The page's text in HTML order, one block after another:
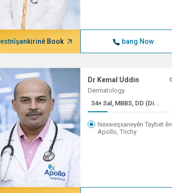
Book bang Now
Dr Kemal Uddin
Dermatology
34+ Sal, MBBS, DD (Di...
Nexweşxaneyên Taybet ên
Apollo, Trichy